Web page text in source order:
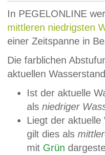
In PEGELONLINE
mittleren niedrigsten
einer Zeitspanne in
Die farblichen
aktuellen
Ist der aktuelle
als niedriger
Liegt der
gilt dies als
mit Grün